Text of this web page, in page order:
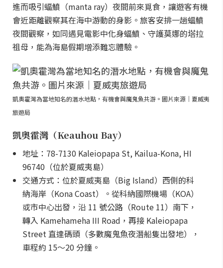
進而吸引蝠鱝（manta ray）夜間前來覓食，讓遊客有機
會近距離觀察其在海中游動的身影。旅客安排一趟蝠鱝
夜間觀察，如同遇見電影中化身蝠鱝、守護莫娜的塔拉
祖母，能為海島假期增添難忘體驗。
凱奧霍灣為當地知名的潛水地點，有機會與魔鬼魚共游。圖片來源｜夏威夷
旅遊局
凱奧霍灣（Keauhou Bay）
地址：78-7130 Kaleiopapa St, Kailua-Kona, HI
96740（位於夏威夷島）
交通方式：位於夏威夷島（Big Island）西側的科
納海岸（Kona Coast）。從科納國際機場（KOA）
或市中心出發，沿 11 號公路（Route 11）南下，
轉入 Kamehameha III Road，再接 Kaleiopapa
Street 直達碼頭（多數魔鬼魚夜潛船隻出發地），
車程約 15～20 分鐘。